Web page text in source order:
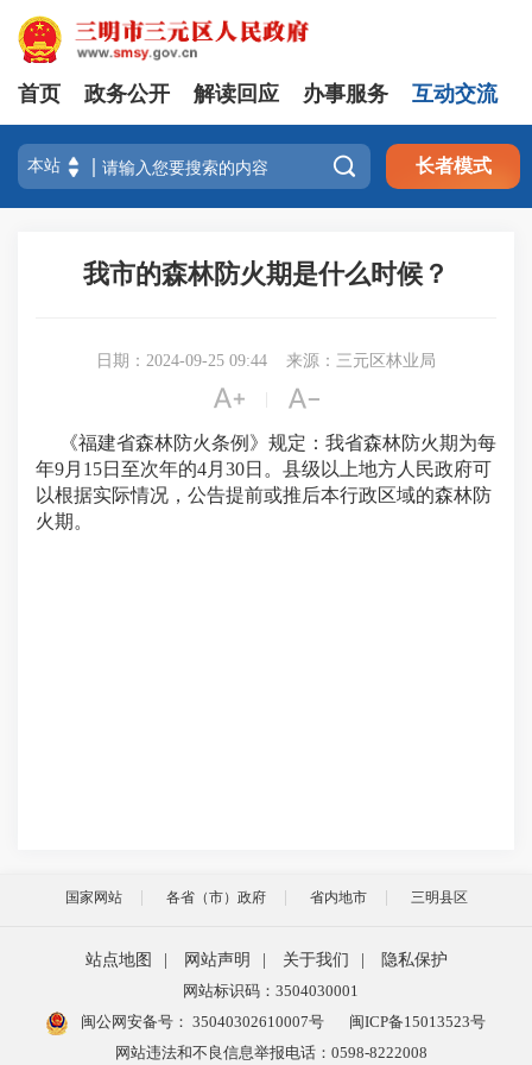
首页 政务公开 解读回应 办事服务 互动交流
 长者模式
我市的森林防火期是什么时候？
日期：2024-09-25 09:44 来源：三元区林业局
 
《福建省森林防火条例》规定：我省森林防火期为每
年9月15日至次年的4月30日。县级以上地方人民政府可
以根据实际情况，公告提前或推后本行政区域的森林防
火期。
国家网站 各省（市）政府 省内地市 三明县区
站点地图 网站声明 关于我们
隐私保护
网站标识码：3504030001
闽公网安备号： 35040302610007号
闽ICP备15013523号
网站违法和不良信息举报电话：0598-8222008